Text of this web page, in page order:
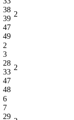
38
39
47
49
2
2
3
28
33
47
48
2
6
7
29